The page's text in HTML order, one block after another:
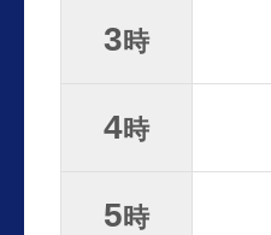
3時
4時
5時